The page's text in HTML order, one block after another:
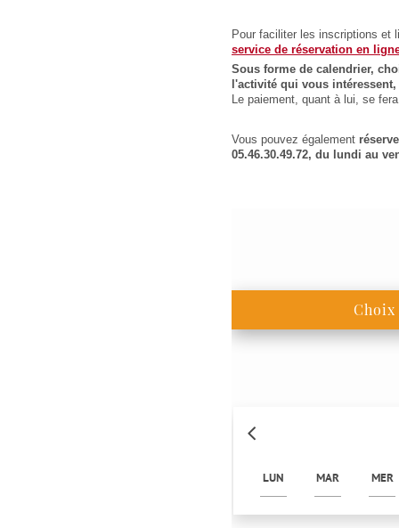
Pour faciliter les inscriptions et
service de réservation en
Sous forme de calendrier,
l'activité qui vous
Le paiement, quant à lui, se
Vous pouvez également
05.46.30.49.72, du lundi au